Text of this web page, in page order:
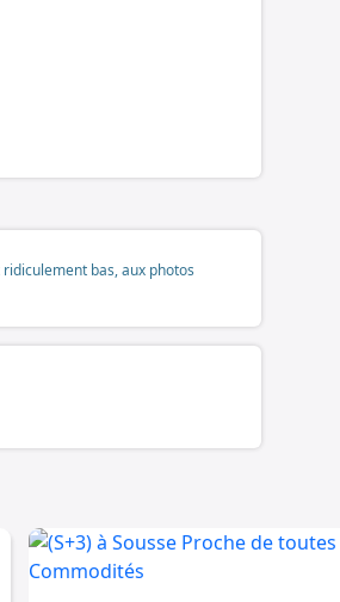
bas, aux photos